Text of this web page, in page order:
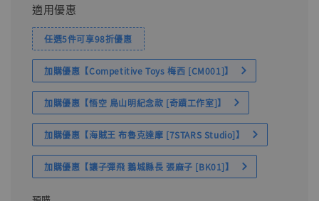
適用優惠
任選5件可享98折優惠
加購優惠【Competitive Toys 梅西 [CM001]】
加購優惠【悟空 鳥山明紀念款 [奇蹟工作室]】
加購優惠【海賊王 布魯克達摩 [7STARS Studio]】
加購優惠【讓子彈飛 鵝城縣長 張麻子 [BK01]】